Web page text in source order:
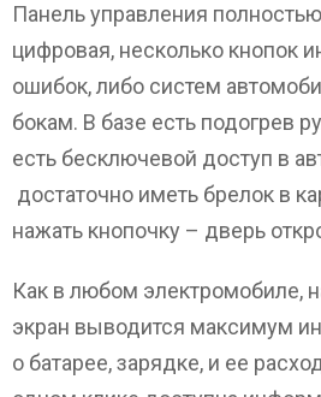
Панель управления полностью
цифровая, несколько кнопок
ошибок, либо систем
бокам. В базе есть подогрев
есть бесключевой доступ в
достаточно иметь брелок в
нажать кнопочку – дверь
Как в любом электромобиле,
экран выводится максимум
о батарее, зарядке, и ее